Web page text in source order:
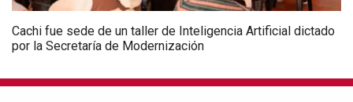
Cachi fue sede de un taller de Inteligencia Artificial dictado
por la Secretaría de Modernización